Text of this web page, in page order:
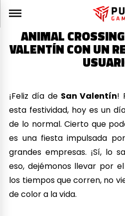
ANIMAL
VALENTÍN CON UN
¡Feliz día deSan Valentín!
esta festividad, hoy es un
de lo normal. Cierto que
es una fiesta impulsada
grandes empresas. ¡Sí, lo
eso, dejémonos llevar por
los tiempos que corren, no
de color a la vida.